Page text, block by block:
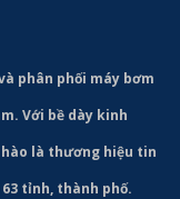
phân phối máy bơm
Với bề dày kinh
là thương hiệu tin
tỉnh, thành phố.